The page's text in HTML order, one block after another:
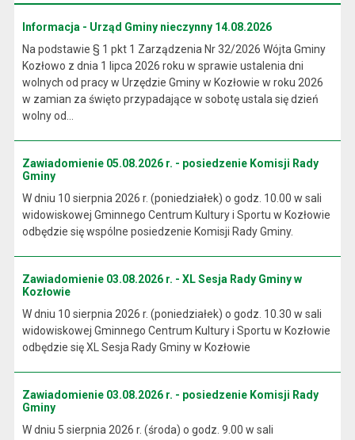
Informacja - Urząd Gminy nieczynny 14.08.2026
Na podstawie § 1 pkt 1 Zarządzenia Nr 32/2026 Wójta Gminy
Kozłowo z dnia 1 lipca 2026 roku w sprawie ustalenia dni
wolnych od pracy w Urzędzie Gminy w Kozłowie w roku 2026
w zamian za święto przypadające w sobotę ustala się dzień
wolny od...
Zawiadomienie 05.08.2026 r. - posiedzenie Komisji Rady
Gminy
W dniu 10 sierpnia 2026 r. (poniedziałek) o godz. 10.00 w sali
widowiskowej Gminnego Centrum Kultury i Sportu w Kozłowie
odbędzie się wspólne posiedzenie Komisji Rady Gminy.
Zawiadomienie 03.08.2026 r. - XL Sesja Rady Gminy w
Kozłowie
W dniu 10 sierpnia 2026 r. (poniedziałek) o godz. 10.30 w sali
widowiskowej Gminnego Centrum Kultury i Sportu w Kozłowie
odbędzie się XL Sesja Rady Gminy w Kozłowie
Zawiadomienie 03.08.2026 r. - posiedzenie Komisji Rady
Gminy
W dniu 5 sierpnia 2026 r. (środa) o godz. 9.00 w sali